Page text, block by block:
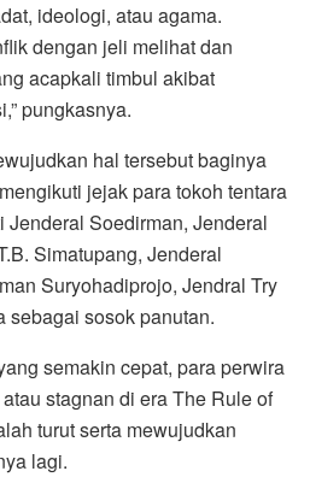
ideologi, atau agama.
dengan jeli melihat dan
acapkali timbul akibat
pungkasnya.
hal tersebut baginya
jejak para tokoh tentara
Soedirman, Jenderal
Simatupang, Jenderal
Suryohadiprojo, Jendral Try
sebagai sosok panutan.
semakin cepat, para perwira
stagnan di era The Rule of
turut serta mewujudkan
lagi.